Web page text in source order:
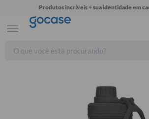
Produtos incríveis + sua identidade em